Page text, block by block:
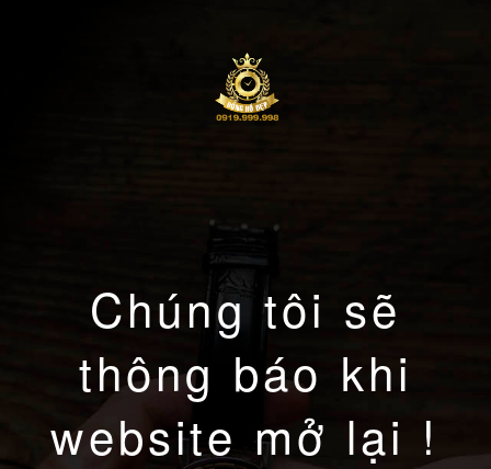
Chúng tôi sẽ
thông báo khi
website mở lại !